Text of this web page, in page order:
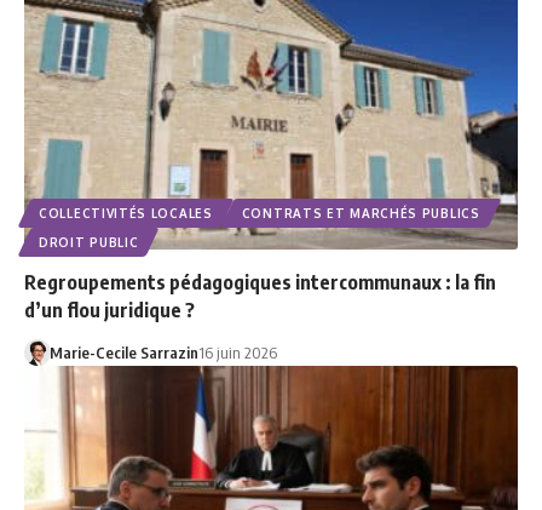
COLLECTIVITÉS LOCALES
CONTRATS ET MARCHÉS PUBLICS
DROIT PUBLIC
Regroupements pédagogiques intercommunaux : la fin
d’un flou juridique ?
Marie-Cecile Sarrazin16 juin 2026